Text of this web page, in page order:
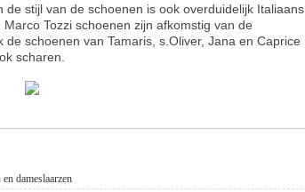
stijl van de schoenen is ook overduidelijk Italiaans.
Tozzi schoenen zijn afkomstig van de
schoenen van Tamaris, s.Oliver, Jana en Caprice
scharen.
dameslaarzen